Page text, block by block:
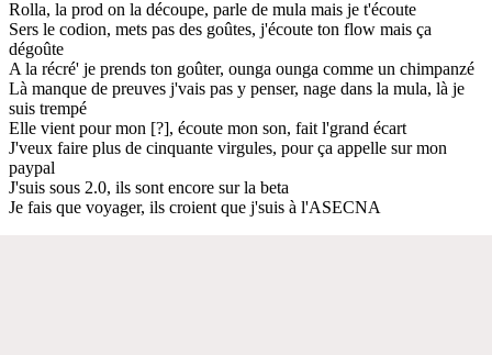
Rolla, la prod on la découpe, parle de mula mais je t'écoute
Sers le codion, mets pas des goûtes, j'écoute ton flow mais ça
dégoûte
A la récré' je prends ton goûter, ounga ounga comme un chimpanzé
Là manque de preuves j'vais pas y penser, nage dans la mula, là je
suis trempé
Elle vient pour mon [?], écoute mon son, fait l'grand écart
J'veux faire plus de cinquante virgules, pour ça appelle sur mon
paypal
J'suis sous 2.0, ils sont encore sur la beta
Je fais que voyager, ils croient que j'suis à l'ASECNA